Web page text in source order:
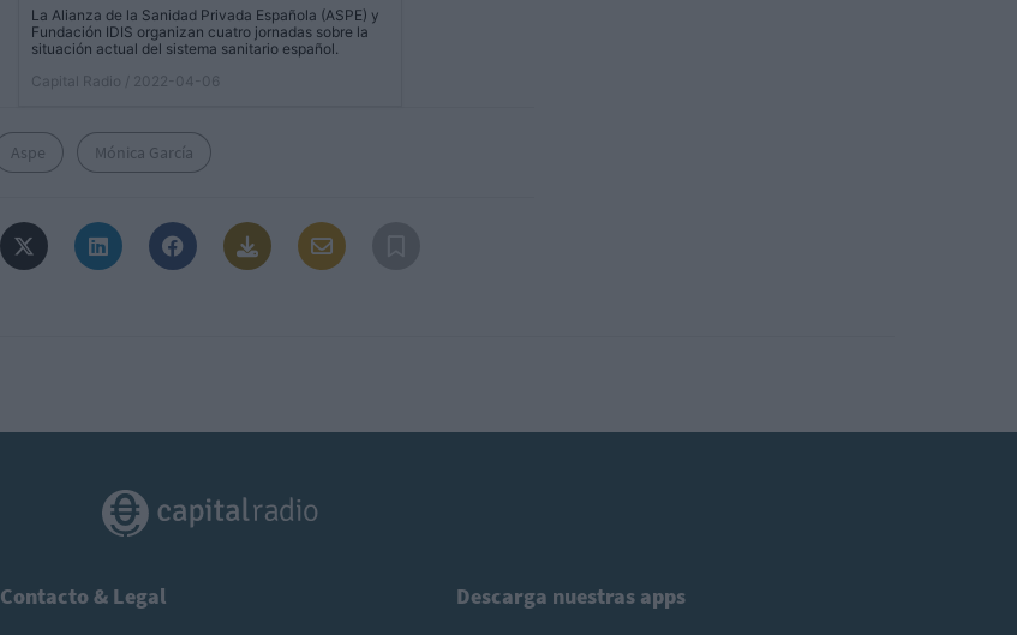
La Alianza de la Sanidad Privada Española (ASPE) y
Fundación IDIS organizan cuatro jornadas sobre la
situación actual del sistema sanitario español.
Capital Radio
/ 2022-04-06
Aspe Mónica García
Contacto & Legal Descarga nuestras apps